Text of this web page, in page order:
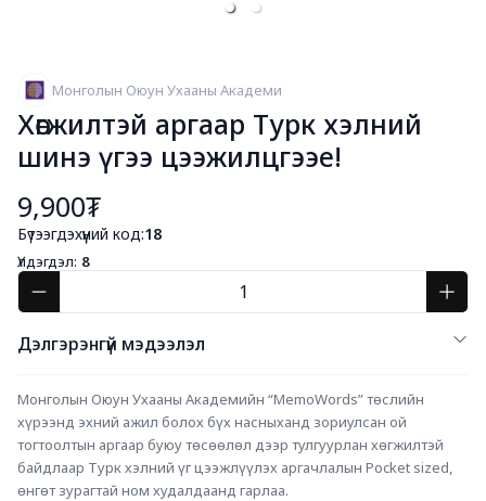
Монголын Оюун Ухааны Академи
Хөгжилтэй аргаар Турк хэлний
шинэ үгээ цээжилцгээе!
9,900₮
Бүтээгдэхүүний код:18
Үлдэгдэл: 8
Дэлгэрэнгүй мэдээлэл
Монголын Оюун Ухааны Академийн “MemoWords” төслийн
хүрээнд эхний ажил болох бүх насныханд зориулсан ой
тогтоолтын аргаар буюу төсөөлөл дээр тулгуурлан хөгжилтэй
байдлаар Турк хэлний үг цээжлүүлэх аргачлалын Pocket sized,
өнгөт зурагтай ном худалдаанд гарлаа.